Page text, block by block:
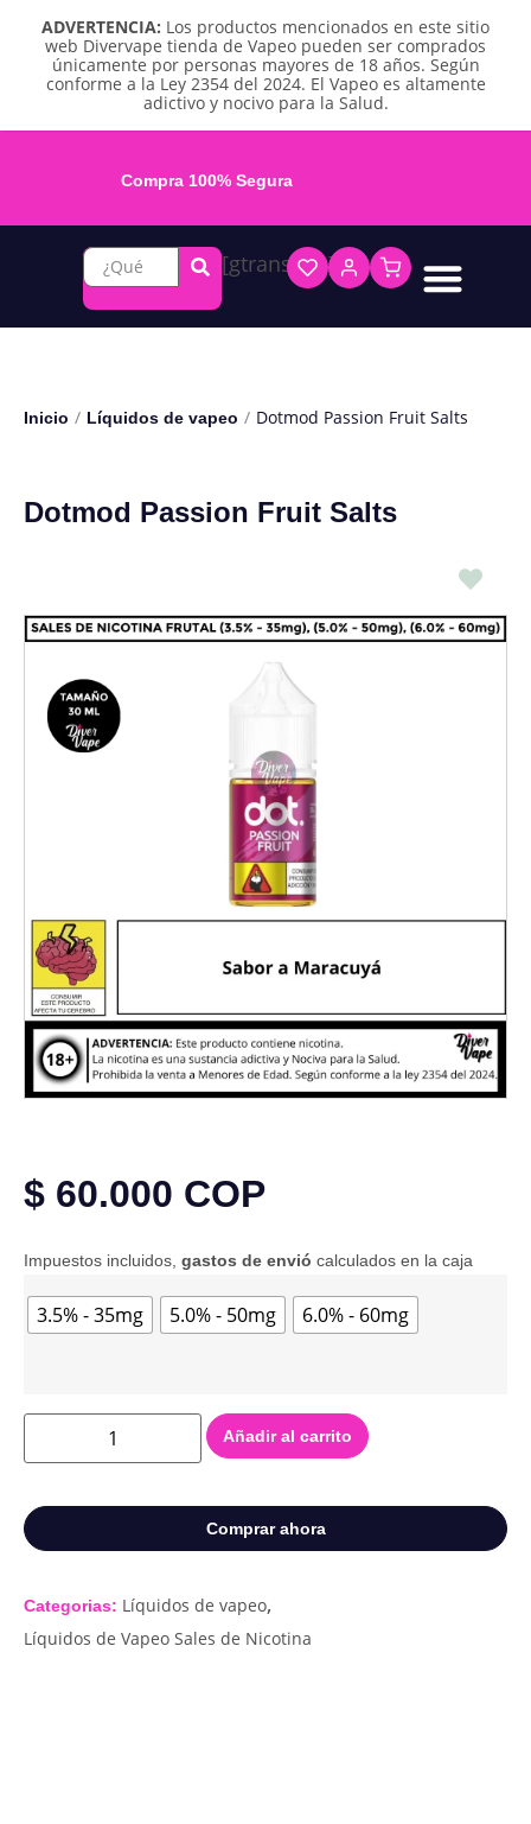
ADVERTENCIA: Los productos mencionados en este sitio
web Divervape tienda de Vapeo pueden ser comprados
únicamente por personas mayores de 18 años. Según
conforme a la Ley 2354 del 2024. El Vapeo es altamente
adictivo y nocivo para la Salud.
Compra 100% Segura
[gtranslate]
Inicio / Líquidos de vapeo / Dotmod Passion Fruit Salts
Dotmod Passion Fruit Salts
$ 60.000 COP
Impuestos incluidos, gastos de envió calculados en la caja
3.5% - 35mg 5.0% - 50mg 6.0% - 60mg
Añadir al carrito
Comprar ahora
Categorias: Líquidos de vapeo,
Líquidos de Vapeo Sales de Nicotina